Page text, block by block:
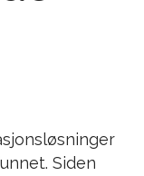
Siden